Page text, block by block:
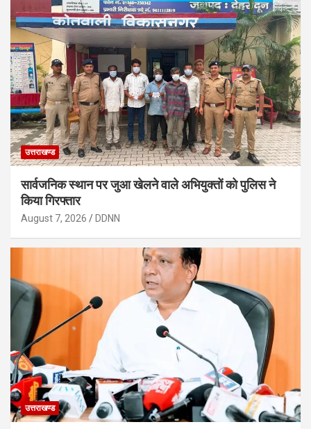
उत्तराखण्ड
सार्वजनिक स्थान पर जुआ खेलने वाले अभियुक्तों को पुलिस ने
किया गिरफ्तार
August 7, 2026 DDNN
उत्तराखण्ड